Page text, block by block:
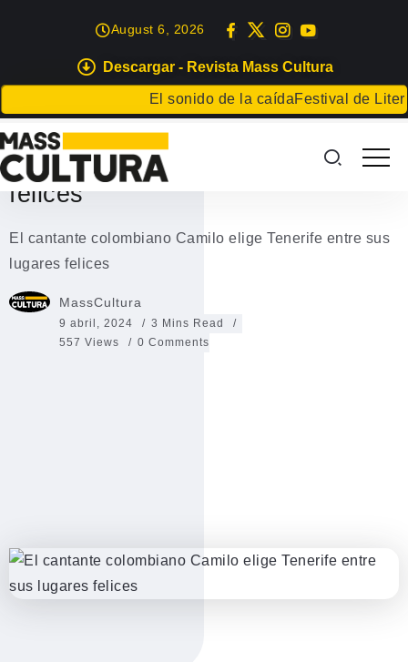
Descargar - Revista Mass Cultura
El sonido de la caídaFestival de
August 6, 2026
TENERIFE
El cantante colombiano Camilo
elige Tenerife entre sus lugares
felices
El cantante colombiano Camilo elige Tenerife entre sus
lugares felices
MassCultura
9 abril, 2024
3 Mins Read
557 Views
0 Comments